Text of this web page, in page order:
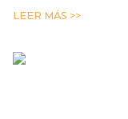
LEER MÁS >>